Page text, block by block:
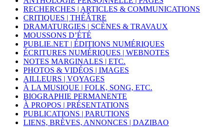
RECHERCHES | ARTICLES & COMMUNICATIONS
CRITIQUES | THÉÂTRE
DRAMATURGIES | SCÈNES & TRAVAUX
MOUSSONS D’ÉTÉ
PUBLIE.NET | ÉDITIONS NUMÉRIQUES
ÉCRITURES NUMÉRIQUES | WEBNOTES
NOTES MARGINALES | ETC.
PHOTOS & VIDÉOS | IMAGES
AILLEURS | VOYAGES
À LA MUSIQUE | FOLK, SONG, ETC.
BIOGRAPHIE PERMANENTE
À PROPOS | PRÉSENTATIONS
PUBLICATIONS | PARUTIONS
LIENS, BRÈVES, ANNONCES | DAZIBAO